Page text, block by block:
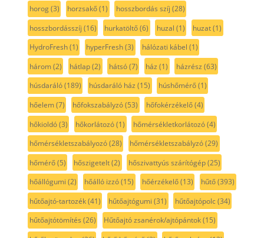
horog(3) horzsakő(1) hosszbordás szíj (28)
hosszbordásszíj (16) hurkatöltő(6) huzal (1) huzat(1)
HydroFresh(1) hyperFresh(3) hálózati kábel (1)
három(2) hátlap(2) hátsó(7) ház (1) házrész (63)
húsdaráló(189) húsdaráló ház (15) húshőmérő(1)
hőelem(7) hőfokszabályzó(53) hőfokérzékelő(4)
hőkioldó(3) hőkorlátozó(1) hőmérsékletkorlátozó(4)
hőmérsékletszabályozó(28) hőmérsékletszabályzó(29)
hőmérő(5) hőszigetelt(2) hőszivattyús szárítógép(25)
hőállógumi (2) hőálló izzó(15) hőérzékelő(13) hűtő(393)
hűtőajtó-tartozék(41) hűtőajtógumi (31) hűtőajtópolc(34)
hűtőajtótömítés (26) Hűtőajtó zsanérok/ajtópántok(15)